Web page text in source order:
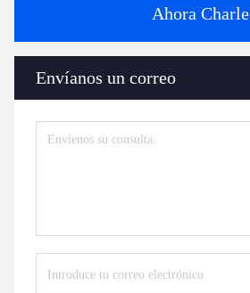
Ahora Charle
Envíanos un correo